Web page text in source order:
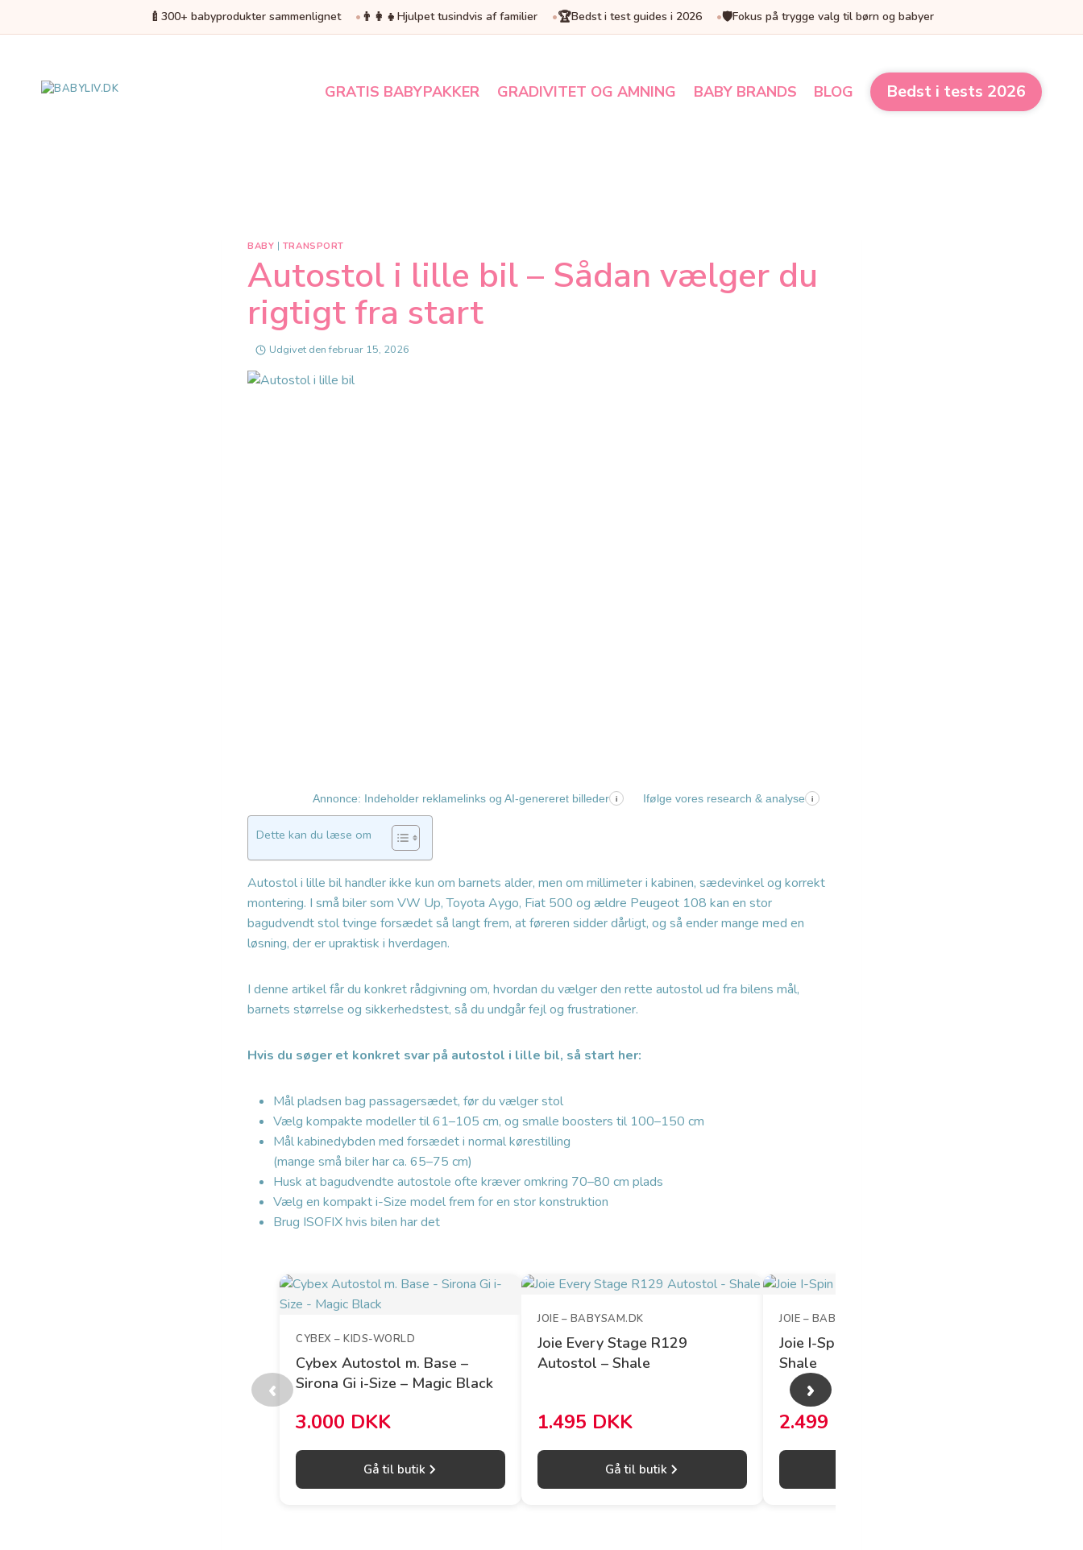
🍼 300+ babyprodukter sammenlignet 👨‍👩‍👧 Hjulpet tusindvis af familier 🏆Bedst i test guides i 2026 🛡️Fokus på trygge valg til børn og babyer
GRATIS BABYPAKKER GRADIVITET OG AMNING BABY BRANDS BLOG Bedst i tests 2026
BABY TRANSPORT
Autostol i lille bil – Sådan vælger du
rigtigt fra start
Udgivet den februar 15, 2026
Annonce: Indeholder reklamelinks og AI-genereret billeder i Ifølge vores research & analyse i
Dette kan du læse om
Autostol i lille bil handler ikke kun om barnets alder, men om millimeter i kabinen, sædevinkel og korrekt
montering. I små biler som VW Up, Toyota Aygo, Fiat 500 og ældre Peugeot 108 kan en stor
bagudvendt stol tvinge forsædet så langt frem, at føreren sidder dårligt, og så ender mange med en
løsning, der er upraktisk i hverdagen.
I denne artikel får du konkret rådgivning om, hvordan du vælger den rette autostol ud fra bilens mål,
barnets størrelse og sikkerhedstest, så du undgår fejl og frustrationer.
Hvis du søger et konkret svar på autostol i lille bil, så start her:
Mål pladsen bag passagersædet, før du vælger stol
Vælg kompakte modeller til 61–105 cm, og smalle boosters til 100–150 cm
Mål kabinedybden med forsædet i normal kørestilling
(mange små biler har ca. 65–75 cm)
Husk at bagudvendte autostole ofte kræver omkring 70–80 cm plads
Vælg en kompakt i-Size model frem for en stor konstruktion
Brug ISOFIX hvis bilen har det
‹ ›
CYBEX – KIDS-WORLD
Cybex Autostol m. Base –
Sirona Gi i-Size – Magic Black
3.000 DKK
Gå til butik
JOIE – BABYSAM.DK
Joie Every Stage R129
Autostol – Shale
1.495 DKK
Gå til butik
JOIE – BABYSAM.DK
Joie I-Spin 360 E Autostol –
Shale
2.499 DKK